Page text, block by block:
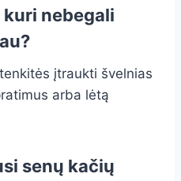
nebegali
įtraukti švelnias
arba lėtą
senų kačių